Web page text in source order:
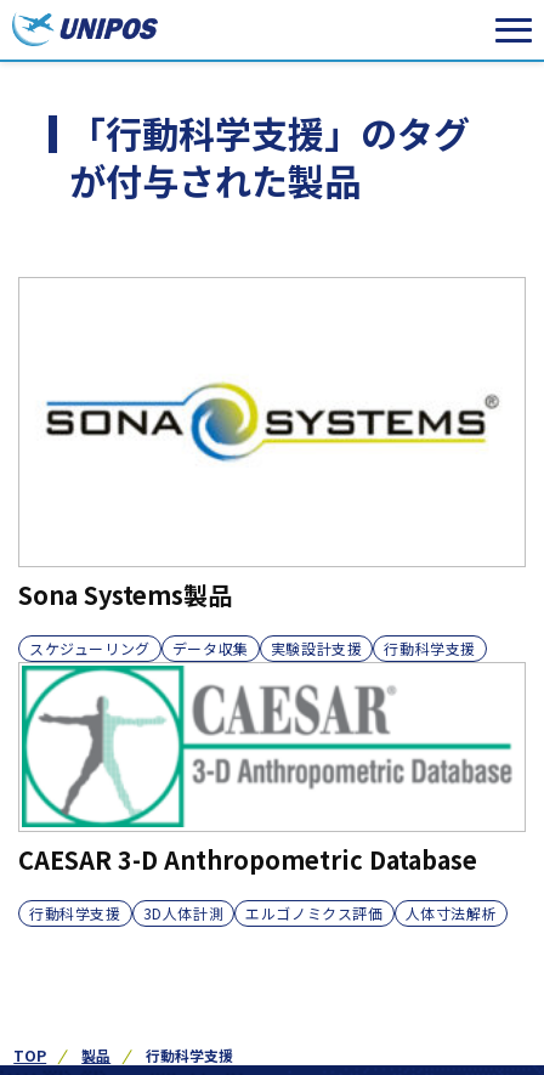
「行動科学支援」のタグ
が付与された製品
Sona Systems製品
スケジューリング データ収集 実験設計支援 行動科学支援
CAESAR 3-D Anthropometric Database
行動科学支援 3D人体計測 エルゴノミクス評価 人体寸法解析
TOP 製品 行動科学支援